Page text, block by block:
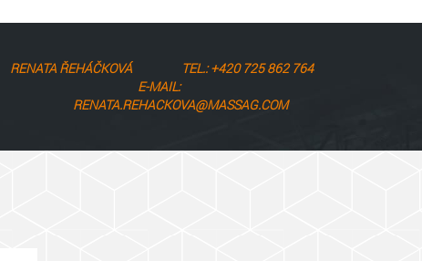
RENATA ŘEHÁČKOVÁ
TEL.: +420 725 862 764
E-MAIL:
RENATA.REHACKOVA@MASSAG.COM